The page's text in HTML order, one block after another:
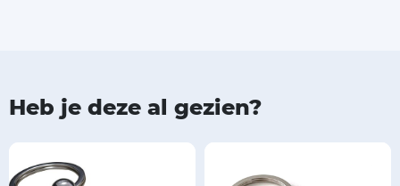
Heb je deze al gezien?